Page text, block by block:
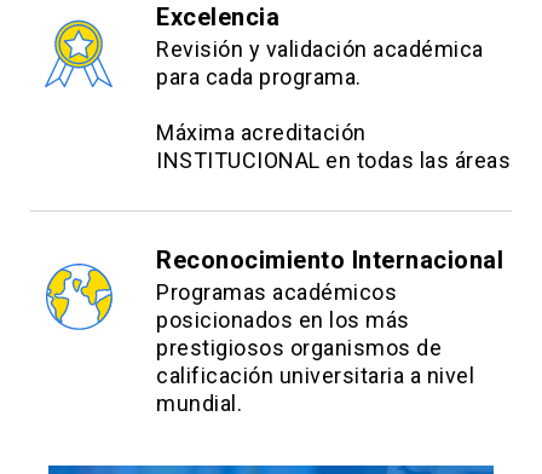
Excelencia
Revisión y validación académica
para cada programa.
Máxima acreditación
INSTITUCIONAL en todas las áreas
Reconocimiento Internacional
Programas académicos
posicionados en los más
prestigiosos organismos de
calificación universitaria a nivel
mundial.